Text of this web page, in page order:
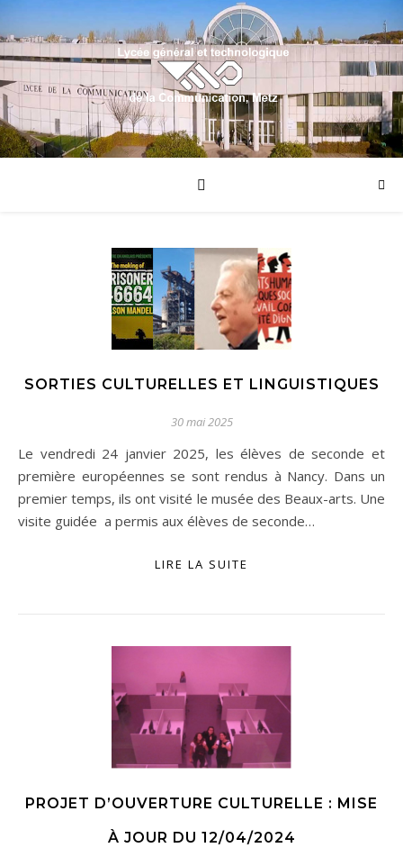
SORTIES CULTURELLES ET LINGUISTIQUES
30 mai 2025
Le vendredi 24 janvier 2025, les élèves de seconde et
première européennes se sont rendus à Nancy. Dans un
premier temps, ils ont visité le musée des Beaux-arts. Une
visite guidée a permis aux élèves de seconde…
LIRE LA SUITE
PROJET D’OUVERTURE CULTURELLE : MISE
À JOUR DU 12/04/2024